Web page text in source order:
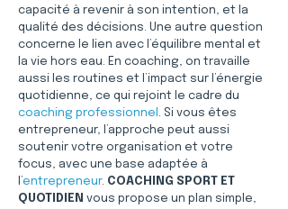
capacité à revenir à son intention, et la
qualité des décisions. Une autre question
concerne le lien avec l’équilibre mental et
la vie hors eau. En coaching, on travaille
aussi les routines et l’impact sur l’énergie
quotidienne, ce qui rejoint le cadre du
coaching professionnel . Si vous êtes
entrepreneur, l’approche peut aussi
soutenir votre organisation et votre
focus, avec une base adaptée à
l’entrepreneur. COACHING SPORT ET
QUOTIDIEN vous propose un plan simple,